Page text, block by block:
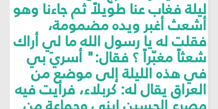
ليلة فغاب عنا طويلاً ثم جاءنا وهو
أشعث أغبر ويده مضمومة،
فقلت له يا رسول الله ما لي أراك
شعثاً مغبّراً ؟ فقال:" أسريَ بي
في هذه الليلة إلى موضع من
العراق يقال له: كربلاء، فرأيت فيه